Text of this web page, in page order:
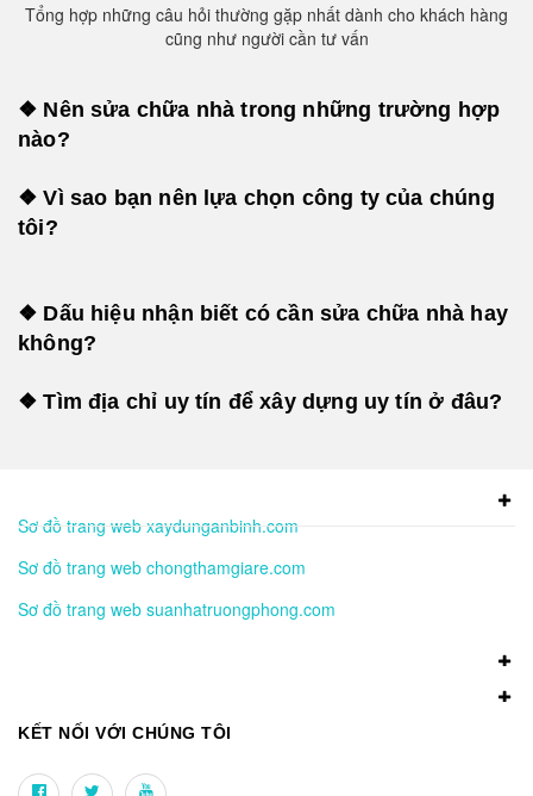
Tổng hợp những câu hỏi thường gặp nhất dành cho khách hàng
cũng như người cần tư vấn
❖ Nên sửa chữa nhà trong những trường hợp
nào?
❖ Vì sao bạn nên lựa chọn công ty của chúng
tôi?
❖ Dấu hiệu nhận biết có cần sửa chữa nhà hay
không?
❖ Tìm địa chỉ uy tín để xây dựng uy tín ở đâu?
Sơ đồ trang web xaydunganbinh.com
Sơ đồ trang web chongthamgiare.com
Sơ đồ trang web suanhatruongphong.com
KẾT NỐI VỚI CHÚNG TÔI